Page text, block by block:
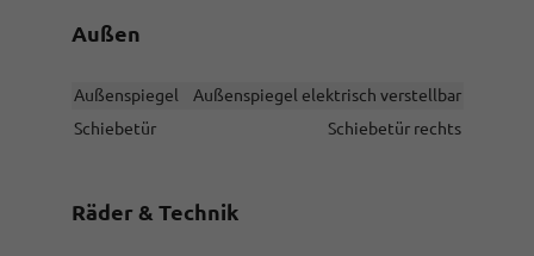
Außen
Außenspiegel
Außenspiegel elektrisch verstellbar
Schiebetür
Schiebetür rechts
Räder & Technik